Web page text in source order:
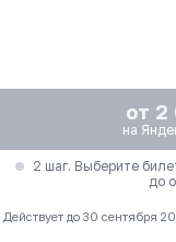
от 2
на
2 шаг. Выберите
до
Действует до 30 сентября